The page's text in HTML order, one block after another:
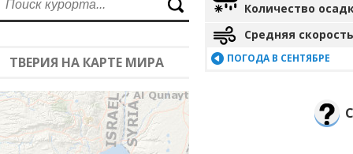
ТВЕРИЯ НА КАРТЕ МИРА
Количество
Средняя
ПОГОДА В СЕНТЯБРЕ